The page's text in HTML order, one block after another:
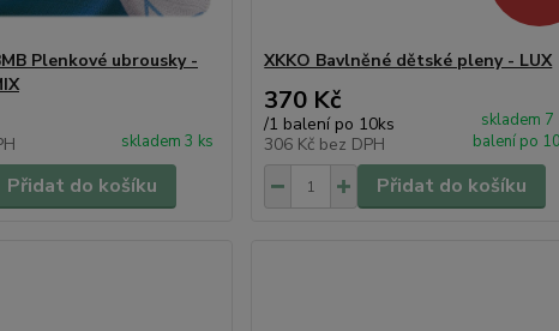
Plenkové ubrousky -
skladem 3 ks
Přidat do košíku
XKKO Bavlněné dětské pleny - LUX
370 Kč
/1 balení po 10ks
306 Kč bez DPH
skladem 7
balení po
Přidat do košíku